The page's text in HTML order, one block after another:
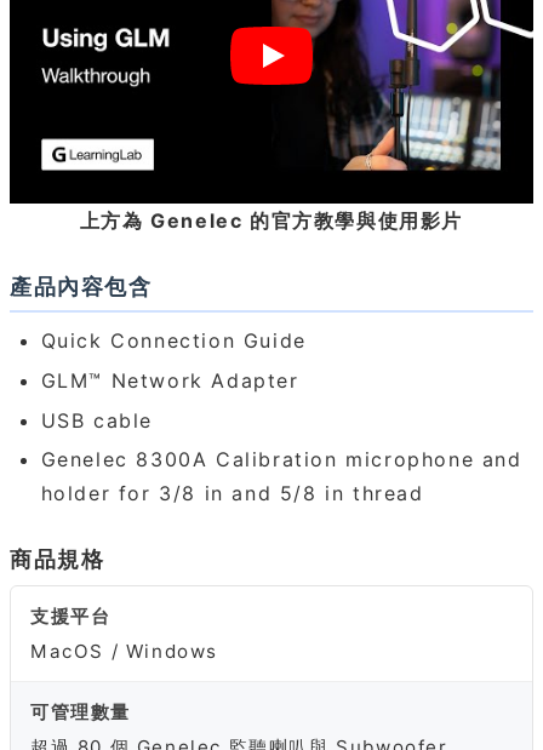
上方為 Genelec 的官方教學與使用影片
產品內容包含
Quick Connection Guide
GLM™ Network Adapter
USB cable
Genelec 8300A Calibration microphone and
holder for 3/8 in and 5/8 in thread
商品規格
支援平台
MacOS / Windows
可管理數量